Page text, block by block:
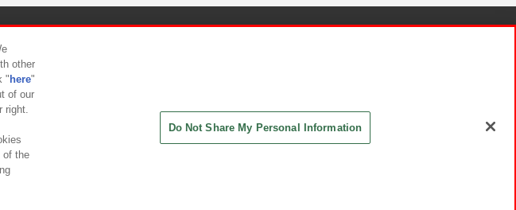
応方針
other
" here"
of our
right.
of the
Do Not Share My Personal Information